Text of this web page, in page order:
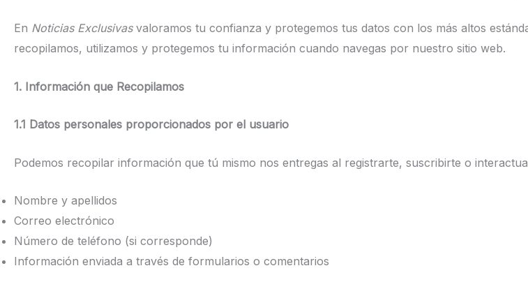
En Noticias Exclusivasvaloramos tu confianza y protegemos tus datos con los más altos
recopilamos, utilizamos y protegemos tu información cuando navegas por nuestro sitio web.
1. Información que Recopilamos
1.1 Datos personales proporcionados por el usuario
Podemos recopilar información que tú mismo nos entregas al registrarte, suscribirte o
Nombre y apellidos
Correo electrónico
Número de teléfono (si corresponde)
Información enviada a través de formularios o comentarios